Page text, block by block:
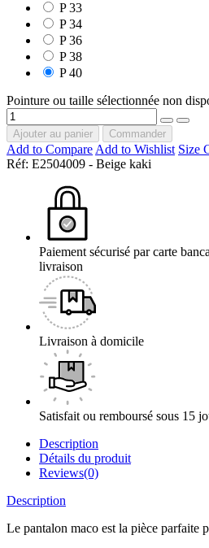
P 33
P 34
P 36
P 38
P 40
Pointure ou taille sélectionnée non
Ajouter au panier Commander
Add to CompareAdd to Wishlist Size
Réf: E2504009 - Beige kaki
Paiement sécurisé par carte
livraison
Livraison à domicile
Satisfait ou remboursé sous 15
Description
Détails du produit
Reviews(0)
Description
Le pantalon maco est la pièce parfaite